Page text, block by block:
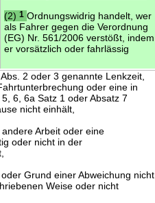
(2)1 Ordnungswidrig handelt, wer
als Fahrer gegen die Verordnung
(EG) Nr. 561/2006 verstößt, indem
er vorsätzlich oder fahrlässig
2 oder 3 genannte Lenkzeit,
oder eine in
6, 6a Satz 1 oder Absatz 7
nicht einhält,
Arbeit oder eine
oder nicht in der
Grund einer Abweichung
Weise oder nicht